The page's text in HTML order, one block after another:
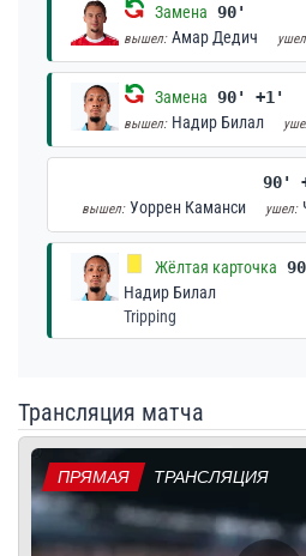
Замена 90'
вышел: Амар Дедич
Замена 90' +1'
вышел: Надир Билал
90'
вышел: Уоррен Каманси ушел:
Жёлтая карточка
Надир Билал
Tripping
Трансляция матча
ПРЯМАЯ ТРАНСЛЯЦИЯ